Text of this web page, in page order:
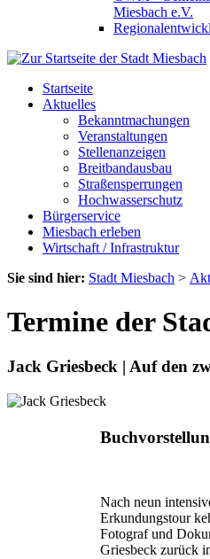
Miesbach e.V.
Startseite
Aktuelles
Bekanntmachungen
Veranstaltungen
Stellenanzeigen
Breitbandausbau
Straßensperrungen
Hochwasserschutz
Bürgerservice
Miesbach erleben
Wirtschaft / Infrastruktur
Sie sind hier: Stadt Miesbach >
Termine der
Jack Griesbeck | Auf den
Nach neun
Erkundungstour
Fotograf und
Griesbeck zurück